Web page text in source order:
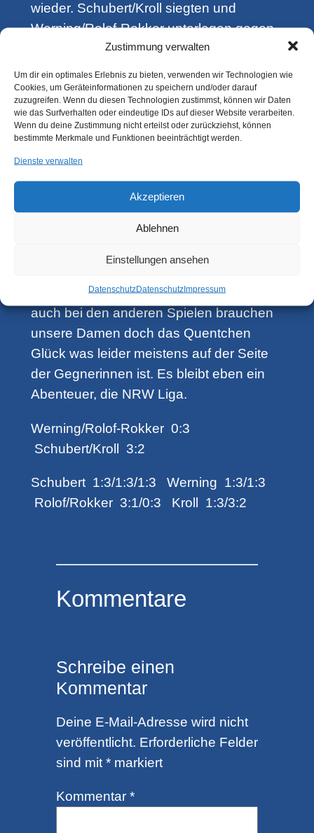
Zustimmung verwalten
Um dir ein optimales Erlebnis zu bieten, verwenden wir Technologien wie
Cookies, um Geräteinformationen zu speichern und/oder darauf
zuzugreifen. Wenn du diesen Technologien zustimmst, können wir Daten
wie das Surfverhalten oder eindeutige IDs auf dieser Website verarbeiten.
Wenn du deine Zustimmung nicht erteilst oder zurückziehst, können
bestimmte Merkmale und Funktionen beeinträchtigt werden.
Dienste verwalten
Akzeptieren
Ablehnen
Einstellungen ansehen
DatenschutzDatenschutzImpressum
wieder. Schubert/Kroll siegten und
Werning/Rolof-Rokker unterlagen gegen
Menne/Rauschenbach. Anschließend
gingen die nächsten 3 Spiele von
Werning, Schubert und Kroll mit jeweils
1:3 an Oldentrup. Erst Tanja war es
vorbehalten den ersten Einzelpunkt für
neidlos die bessere Tagesform ihrer
Kontrahentinnen anerkennen. Martina
konnte noch einmal den Zwischenstand
auf 3:7 verkürzen bevor Julia unglücklich
Spiel beendete. 8:3 für Oldentrup. Wie
auch bei den anderen Spielen brauchen
unsere Damen doch das Quentchen
Glück was leider meistens auf der Seite
der Gegnerinnen ist. Es bleibt eben ein
Abenteuer, die NRW Liga.
Werning/Rolof-Rokker 0:3
Schubert/Kroll 3:2
Schubert 1:3/1:3/1:3 Werning 1:3/1:3
Rolof/Rokker 3:1/0:3 Kroll 1:3/3:2
Kommentare
Schreibe einen
Kommentar
Deine E-Mail-Adresse wird nicht
veröffentlicht. Erforderliche Felder
sind mit *markiert
Kommentar *